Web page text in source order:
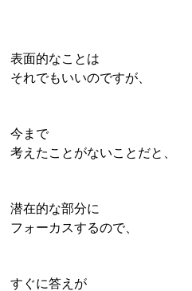
表面的なことは
それでもいいのですが、
今まで
考えたことがないことだと、
潜在的な部分に
フォーカスするので、
すぐに答えが